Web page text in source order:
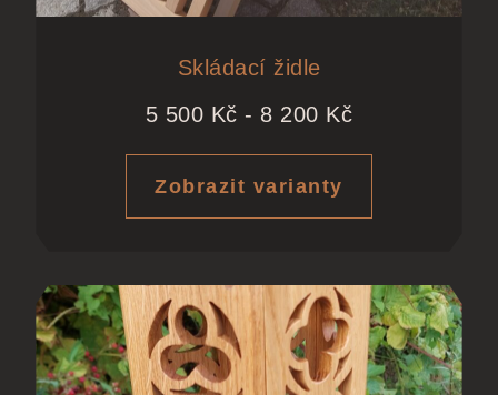
Skládací židle
5 500 Kč - 8 200 Kč
Zobrazit varianty